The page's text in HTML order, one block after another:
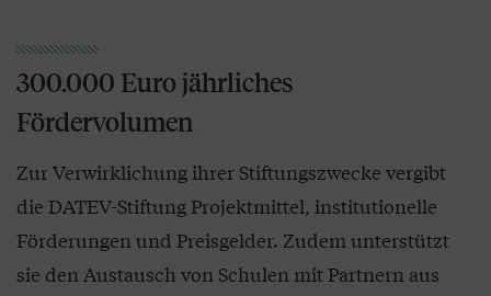
300.000 Euro jährliches
Fördervolumen
Zur Verwirklichung ihrer Stiftungszwecke vergibt
die DATEV-Stiftung Projektmittel, institutionelle
Förderungen und Preisgelder. Zudem unterstützt
sie den Austausch von Schulen mit Partnern aus